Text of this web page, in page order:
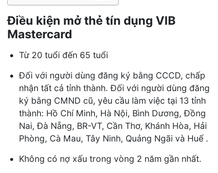
Điều kiện mở thẻ tín dụng VIB
Mastercard
Từ 20 tuổi đến 65 tuổi
Đối với người dùng đăng ký bằng CCCD, chấp
nhận tất cả tỉnh thành. Đối với người dùng đăng
ký bằng CMND cũ, yêu cầu làm việc tại 13 tỉnh
thành: Hồ Chí Minh, Hà Nội, Bình Dương, Đồng
Nai, Đà Nẵng, BR-VT, Cần Thơ, Khánh Hòa, Hải
Phòng, Cà Mau, Tây Ninh, Quảng Ngãi và Huế .
Không có nợ xấu trong vòng 2 năm gần nhất.